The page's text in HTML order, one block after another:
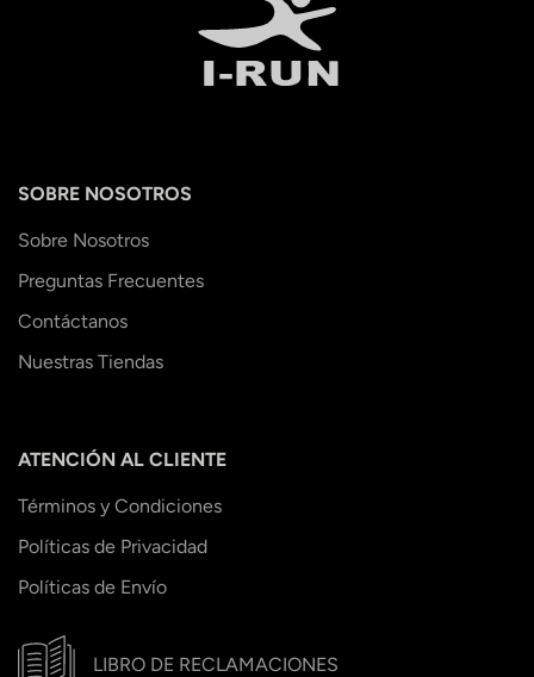
SOBRE NOSOTROS
Sobre Nosotros
Preguntas Frecuentes
Contáctanos
Nuestras Tiendas
ATENCIÓN AL CLIENTE
Términos y Condiciones
Políticas de Privacidad
Políticas de Envío
LIBRO DE RECLAMACIONES